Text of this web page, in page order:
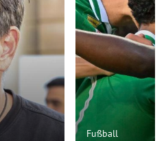
Fußball